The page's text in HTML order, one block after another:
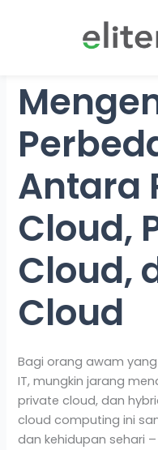
Antara
Cloud,
Cloud,
Cloud
Bagi orang awam
IT, mungkin jarang
private cloud, dan
cloud computing ini
dan kehidupan sehari